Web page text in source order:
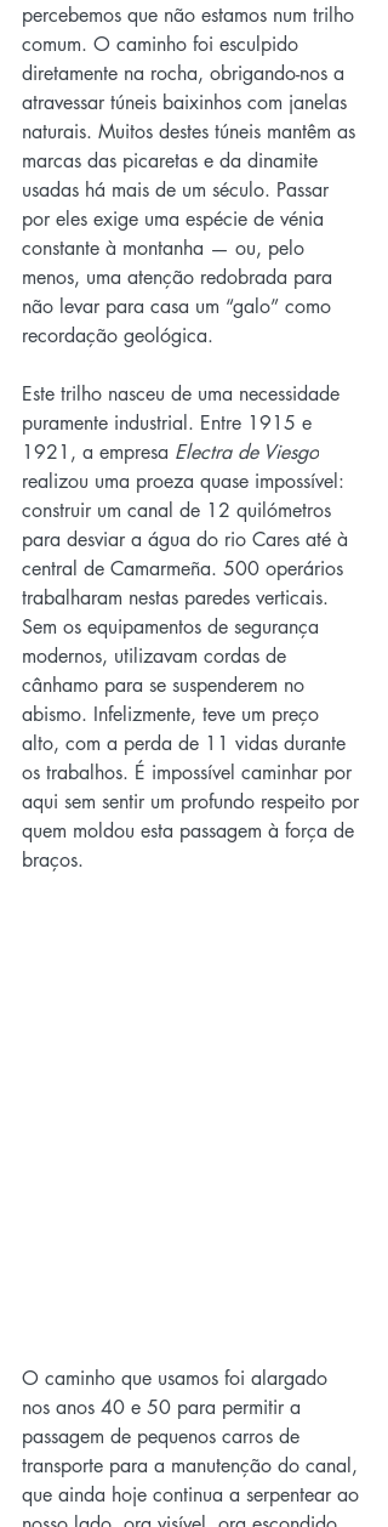
percebemos que não estamos num trilho
comum. O caminho foi esculpido
diretamente na rocha, obrigando-nos a
atravessar túneis baixinhos com janelas
naturais. Muitos destes túneis mantêm as
marcas das picaretas e da dinamite
usadas há mais de um século. Passar
por eles exige uma espécie de vénia
constante à montanha — ou, pelo
menos, uma atenção redobrada para
não levar para casa um “galo” como
recordação geológica.
Este trilho nasceu de uma necessidade
puramente industrial. Entre 1915 e
1921, a empresa Electra de Viesgo
realizou uma proeza quase impossível:
construir um canal de 12 quilómetros
para desviar a água do rio Cares até à
central de Camarmeña. 500 operários
trabalharam nestas paredes verticais.
Sem os equipamentos de segurança
modernos, utilizavam cordas de
cânhamo para se suspenderem no
abismo. Infelizmente, teve um preço
alto, com a perda de 11 vidas durante
os trabalhos. É impossível caminhar por
aqui sem sentir um profundo respeito por
quem moldou esta passagem à força de
braços.
O caminho que usamos foi alargado
nos anos 40 e 50 para permitir a
passagem de pequenos carros de
transporte para a manutenção do canal,
que ainda hoje continua a serpentear ao